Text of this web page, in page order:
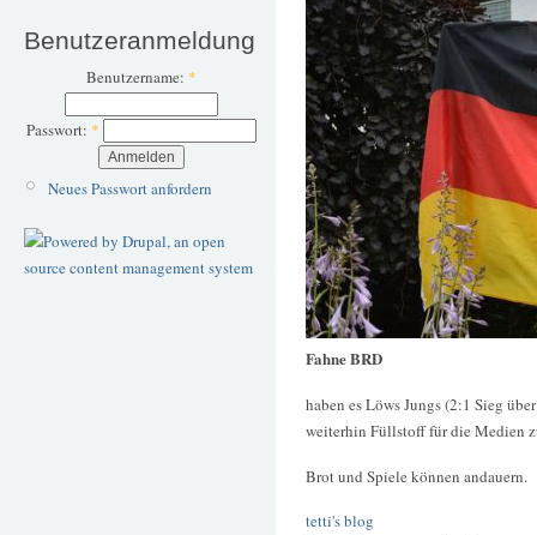
Benutzeranmeldung
Benutzername: *
Passwort: *
Neues Passwort anfordern
Fahne BRD
haben es Löws Jungs (2:1 Sieg
weiterhin Füllstoff für die Medien
Brot und Spiele können andauern.
tetti's blog